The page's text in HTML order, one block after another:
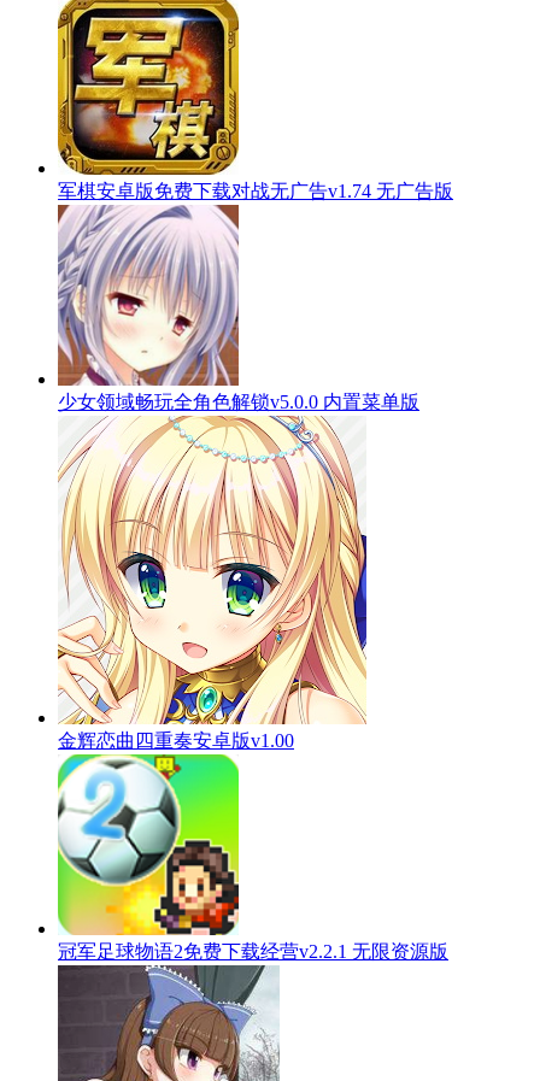
军棋安卓版免费下载对战无广告v1.74 无广告版
少女领域畅玩全角色解锁v5.0.0 内置菜单版
金辉恋曲四重奏安卓版v1.00
冠军足球物语2免费下载经营v2.2.1 无限资源版